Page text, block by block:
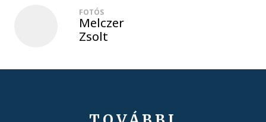
FOTÓS
Melczer
Zsolt